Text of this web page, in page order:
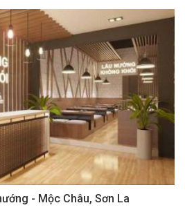
- Mộc Châu, Sơn La